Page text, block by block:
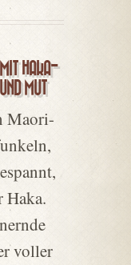
HAKA-
MUT
Maori-
Haka.
voller